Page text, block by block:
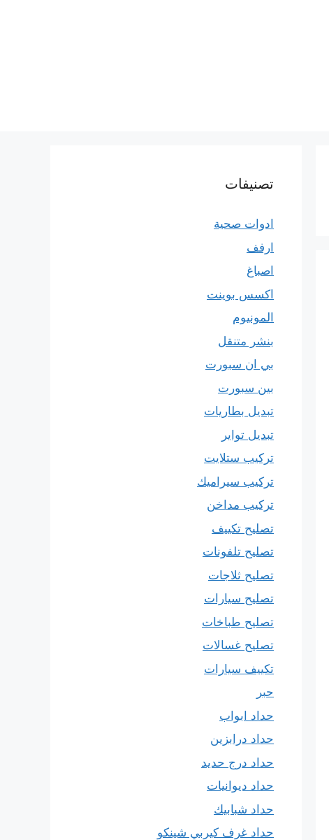
تصنيفات
ادوات صحية
ارفف
اصباغ
اكسس بوينت
المونيوم
بنشر متنقل
بي ان سبورت
بين سبورت
تبديل بطاريات
تبديل تواير
تركيب ستلايت
تركيب سيراميك
تركيب مداخن
تصليح تكييف
تصليح تلفونات
تصليح ثلاجات
تصليح سيارات
تصليح طباخات
تصليح غسالات
تكييف سيارات
حبر
حداد ابواب
حداد درابزين
حداد درج حديد
حداد ديوانيات
حداد شبابيك
حداد غرف كيربي شينكو